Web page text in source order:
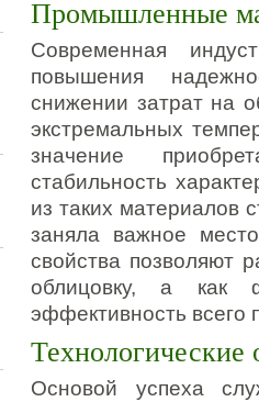
Промышленные
Современная
повышения
снижении затрат на
экстремальных
значение
стабильность
из таких материалов
заняла важное
свойства позволяют
облицовку, а как
эффективность всего
Технологические
Основой успеха